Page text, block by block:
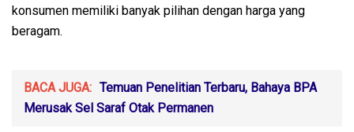
konsumen memiliki banyak pilihan dengan harga yang
beragam.
BACA JUGA: Temuan Penelitian Terbaru, Bahaya BPA
Merusak Sel Saraf Otak Permanen